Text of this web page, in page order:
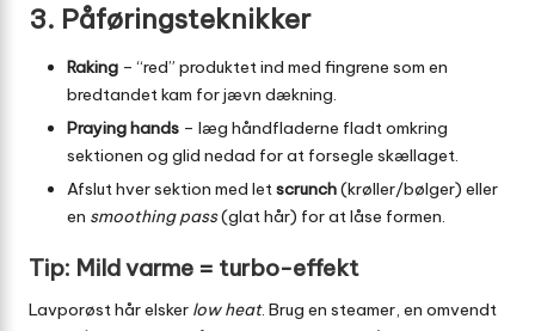
3. Påføringsteknikker
Raking – “red” produktet ind med fingrene som en
bredtandet kam for jævn dækning.
Praying hands – læg håndfladerne fladt omkring
sektionen og glid nedad for at forsegle skællaget.
Afslut hver sektion med letscrunch(krøller/bølger) eller
en smoothing pass(glat hår) for at låse formen.
Tip: Mild varme = turbo-effekt
Lavporøst hår elsker low heat. Brug en steamer, en omvendt